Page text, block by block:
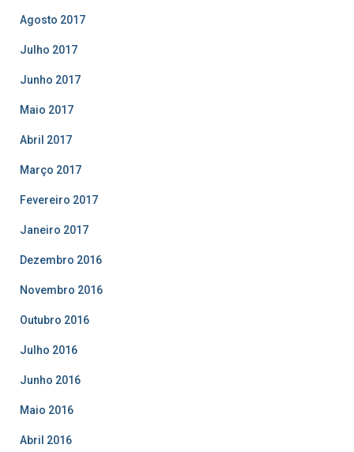
Agosto 2017
Julho 2017
Junho 2017
Maio 2017
Abril 2017
Março 2017
Fevereiro 2017
Janeiro 2017
Dezembro 2016
Novembro 2016
Outubro 2016
Julho 2016
Junho 2016
Maio 2016
Abril 2016